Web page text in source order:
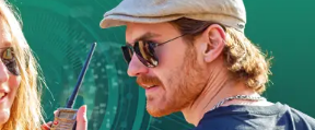
CH
DE
UK
IE